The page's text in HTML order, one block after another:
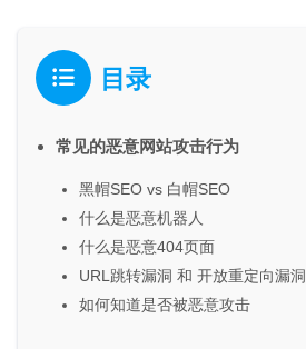
目录
常见的恶意网站攻击行为
黑帽SEO vs 白帽SEO
什么是恶意机器人
什么是恶意404页面
URL跳转漏洞 和 开放重定向漏洞
如何知道是否被恶意攻击